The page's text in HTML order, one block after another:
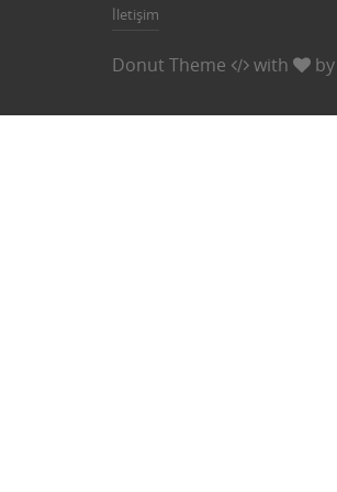
İletişim
Donut Theme with by